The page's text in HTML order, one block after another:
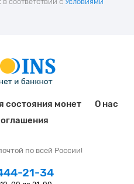
состояния монет
О нас
по всей России!
21-34